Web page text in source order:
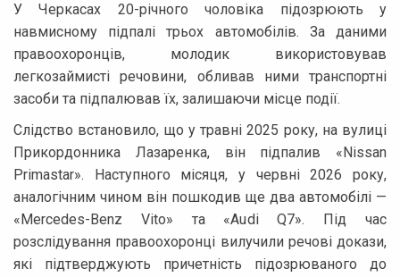
У Черкасах 20-річного чоловіка підозрюють у
навмисному підпалі трьох автомобілів. За даними
правоохоронців, молодик використовував
легкозаймисті речовини, обливав ними транспортні
засоби та підпалював їх, залишаючи місце події.
Слідство встановило, що у травні 2025 року, на вулиці
Прикордонника Лазаренка, він підпалив «Nissan
Primastar». Наступного місяця, у червні 2026 року,
аналогічним чином він пошкодив ще два автомобілі —
«Mercedes-Benz Vito» та «Audi Q7». Під час
розслідування правоохоронці вилучили речові докази,
які підтверджують причетність підозрюваного до